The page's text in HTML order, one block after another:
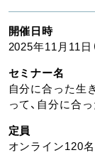
開催日時
2025年11月11日
セミナー名
自分に合った生
って、自分に合
定員
オンライン120名